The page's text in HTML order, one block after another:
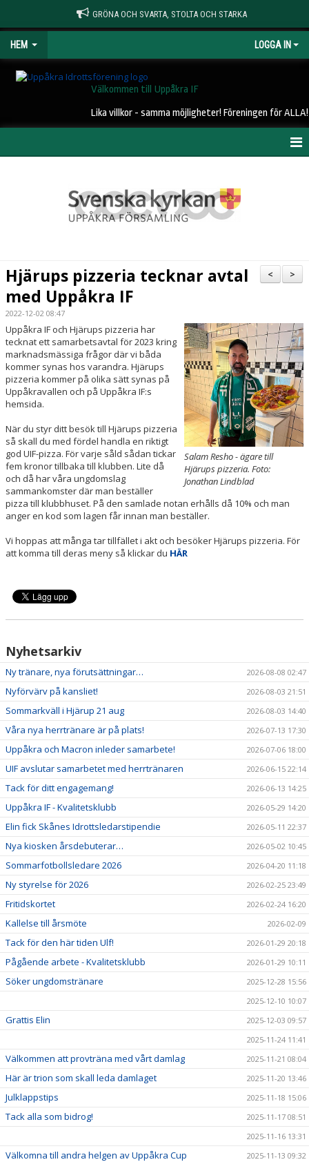
GRÖNA OCH SVARTA, STOLTA OCH STARKA
HEM LOGGA IN
Välkommen till Uppåkra IF
Lika villkor - samma möjligheter! Föreningen för ALLA!
STYRELSE
LEDARE
KALENDER
MATCHER
DOKUMENT
KLUBBSHOP
ARR-/ EVENEMANG
VÄRDEGRUND / ALDRIG ENSAM
PARTNERS
>
<
Hjärups pizzeria tecknar avtal
med Uppåkra IF
2022-12-02 08:47
Salam Resho - ägare till
Hjärups pizzeria. Foto:
Jonathan Lindblad
Uppåkra IF och Hjärups pizzeria har
tecknat ett samarbetsavtal för 2023 kring
marknadsmässiga frågor där vi båda
kommer synas hos varandra. Hjärups
pizzeria kommer på olika sätt synas på
Uppåkravallen och på Uppåkra IF:s
hemsida.
När du styr ditt besök till Hjärups pizzeria
så skall du med fördel handla en riktigt
god UIF-pizza. För varje såld sådan tickar
fem kronor tillbaka till klubben. Lite då
och då har våra ungdomslag
sammankomster där man beställer
pizza till klubbhuset. På den samlade notan erhålls då 10% och man
anger en kod som lagen får innan man beställer.
Vi hoppas att många tar tillfället i akt och besöker Hjärups pizzeria. För
att komma till deras meny så klickar du HÄR
Nyhetsarkiv
Ny tränare, nya förutsättningar… 2026-08-08 02:47
Nyförvärv på kansliet! 2026-08-03 21:51
Sommarkväll i Hjärup 21 aug 2026-08-03 14:40
Våra nya herrtränare är på plats! 2026-07-13 17:30
Uppåkra och Macron inleder samarbete! 2026-07-06 18:00
UIF avslutar samarbetet med herrtränaren 2026-06-15 22:14
Tack för ditt engagemang! 2026-06-13 14:25
Uppåkra IF - Kvalitetsklubb 2026-05-29 14:20
Elin fick Skånes Idrottsledarstipendie 2026-05-11 22:37
Nya kiosken årsdebuterar… 2026-05-02 10:45
Sommarfotbollsledare 2026 2026-04-20 11:18
Ny styrelse för 2026 2026-02-25 23:49
Fritidskortet 2026-02-24 16:20
Kallelse till årsmöte 2026-02-09
Tack för den här tiden Ulf! 2026-01-29 20:18
Pågående arbete - Kvalitetsklubb 2026-01-29 10:11
Söker ungdomstränare
2025-12-28 15:56
2025-12-10 10:07
Grattis Elin
2025-12-03 09:57
2025-11-24 11:41
Välkommen att provträna med vårt damlag 2025-11-21 08:04
Här är trion som skall leda damlaget 2025-11-20 13:46
Julklappstips 2025-11-18 15:06
Tack alla som bidrog!
2025-11-17 08:51
2025-11-16 13:31
Välkomna till andra helgen av Uppåkra Cup
2025-11-13 09:32